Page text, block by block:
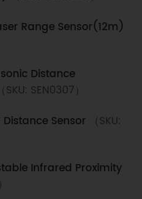
Range Sensor(12m)
Distance
（SKU: SEN0307）
Distance Sensor
（SKU:
Infrared Proximity